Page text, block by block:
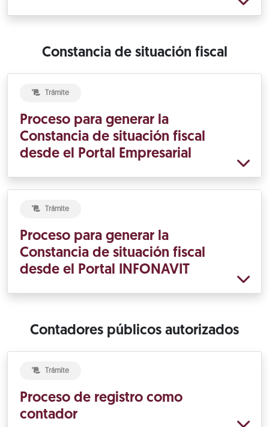
Constancia de situación fiscal
Trámite
Proceso para generar la
Constancia de situación fiscal
desde el Portal Empresarial
Trámite
Proceso para generar la
Constancia de situación fiscal
desde el Portal INFONAVIT
Contadores públicos autorizados
Trámite
Proceso de registro como
contador